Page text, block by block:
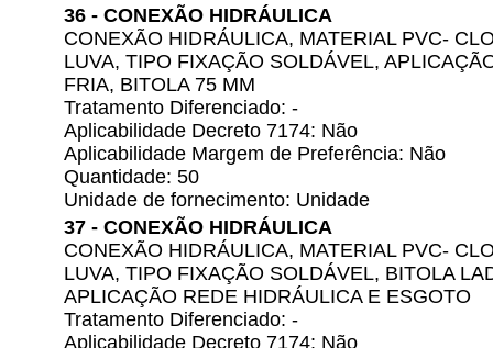
36 - CONEXÃO HIDRÁULICA
CONEXÃO HIDRÁULICA, MATERIAL PVC-
LUVA, TIPO FIXAÇÃO SOLDÁVEL,
FRIA, BITOLA 75 MM
Tratamento Diferenciado: -
Aplicabilidade Decreto 7174: Não
Aplicabilidade Margem de Preferência: Não
Quantidade: 50
Unidade de fornecimento: Unidade
37 - CONEXÃO HIDRÁULICA
CONEXÃO HIDRÁULICA, MATERIAL PVC-
LUVA, TIPO FIXAÇÃO SOLDÁVEL, BITOLA
APLICAÇÃO REDE HIDRÁULICA E ESGOTO
Tratamento Diferenciado: -
Aplicabilidade Decreto 7174: Não